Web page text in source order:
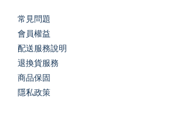
常見問題
會員權益
配送服務說明
退換貨服務
商品保固
隱私政策